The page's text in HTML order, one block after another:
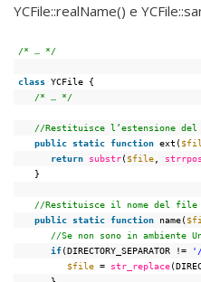
YCFile::realName() e
/* … */
class YCFile {
/* … */
//Restituisce l’estensione
public static function ext(
return substr($file strrpos
}
//Restituisce il nome del file
public static function name(
//Se non sono in
if(DIRECTORY_SEPARATOR !=
$file = str_replace